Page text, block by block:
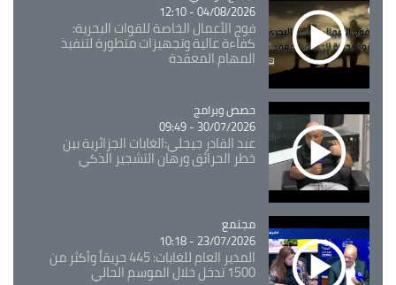
04/08/2026 - 12:10
فوج الأعمال الخاصة للقوات البحرية:
كفاءة عالية وتجهيزات متطورة لتنفيذ
المهام المعقدة
Catégorie
حصص وبرامج
30/07/2026 - 09:49
عبد القادر جيجلي:الغابات الجزائرية بين
خطر الحرائق ورهان التشجير الذكي
Catégorie
مجتمع
23/07/2026 - 10:18
المدير العام للغابات: 445 حريقاً وأكثر من
1500 تدخل خلال الموسم الحالي